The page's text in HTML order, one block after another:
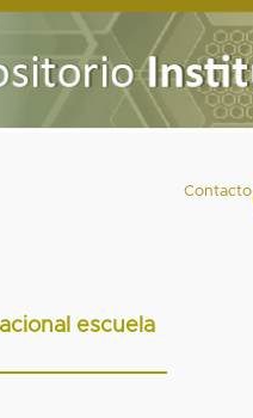
Contacto
escuela